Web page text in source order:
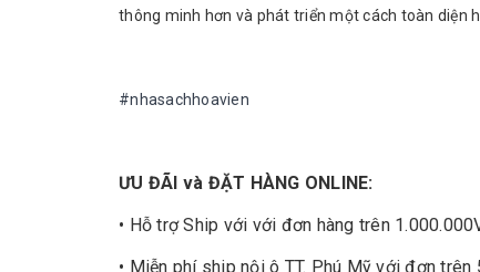
thông minh hơn và phát triển một cách toàn diện
#nhasachhoavien
ƯU ĐÃI và ĐẶT HÀNG ONLINE:
• Hỗ trợ Ship với với đơn hàng trên
• Miễn phí ship nội ô TT. Phú Mỹ với đơn trên